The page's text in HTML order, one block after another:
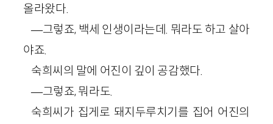
올라왔다.
―그렇죠, 백세 인생이라는데. 뭐라도 하고 살아
야죠.
숙희씨의 말에 어진이 깊이 공감했다.
―그렇죠, 뭐라도.
숙희씨가 집게로 돼지두루치기를 집어 어진의